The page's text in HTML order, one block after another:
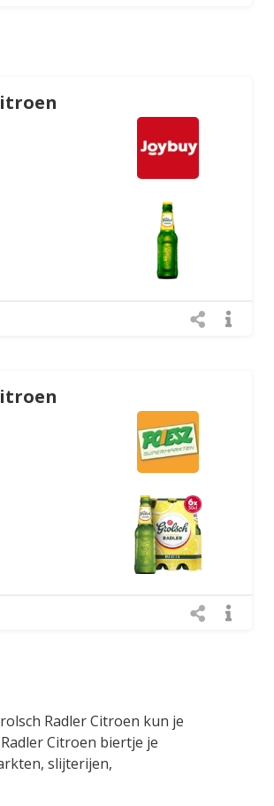
Radler Citroen kun je
Citroen biertje je
slijterijen,